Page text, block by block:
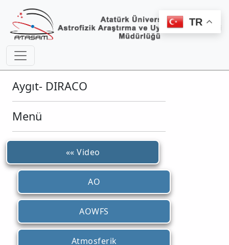
Aygıt- DIRACO
Menü
«« Video
AO
AOWFS
Atmosferik
TR